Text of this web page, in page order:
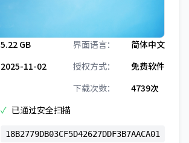
5.22 GB 界面语言：
简体中文
2025-11-02 授权方式：
免费软件
下载次数：
4739次
✓ 已通过安全扫描
18B2779DB03CF5D42627DDF3B7AACA01